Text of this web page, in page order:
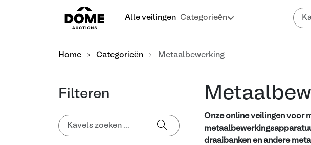
Alle veilingen Categorieën
Home Categorieën Metaalbewerking
Filteren
Onze online veilingen voor
draaibanken en andere